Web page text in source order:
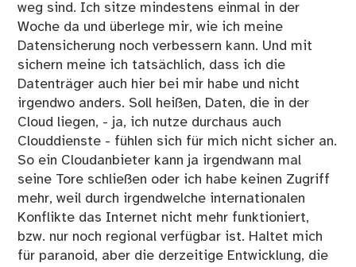
weg sind. Ich sitze mindestens einmal in der
Woche da und überlege mir, wie ich meine
Datensicherung noch verbessern kann. Und mit
sichern meine ich tatsächlich, dass ich die
Datenträger auch hier bei mir habe und nicht
irgendwo anders. Soll heißen, Daten, die in der
Cloud liegen, - ja, ich nutze durchaus auch
Clouddienste - fühlen sich für mich nicht sicher an.
So ein Cloudanbieter kann ja irgendwann mal
seine Tore schließen oder ich habe keinen Zugriff
mehr, weil durch irgendwelche internationalen
Konflikte das Internet nicht mehr funktioniert,
bzw. nur noch regional verfügbar ist. Haltet mich
für paranoid, aber die derzeitige Entwicklung, die